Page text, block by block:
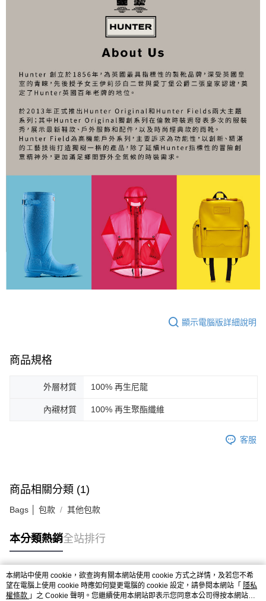
顯示電腦版詳細說明
商品規格
外層材質 100% 再生尼龍
內襯材質 100% 再生聚酯纖維
客服
商品相關分類 (1)
Bags │ 包款 其他包款
本分類熱銷全站排行
熱門標籤
本網站中使用 cookie，欲查詢有關本網站使用 cookie 方式之詳情，及若您不希
望在電腦上使用 cookie 時應如何變更電腦的 cookie 設定，請參閱本網站「 隱私
權條款 」之 Cookie 聲明。您繼續使用本網站即表示您同意本公司得按本網站使